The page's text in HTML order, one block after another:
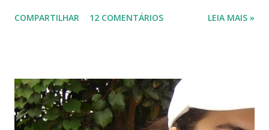
As fotos de hoje são de cachos de suas flores ainda amadurecendo.
família das crassuláceas - Folha-santa. Ao fundo: Agave, dracena e
palmeira açaí. Folha-santa ( Bryophyllum calycinum ). Família das
crassuláceas. Sua reprodução é bem fácil: de qualquer pedaço de
COMPARTILHAR 12 COMENTÁRIOS LEIA MAIS »